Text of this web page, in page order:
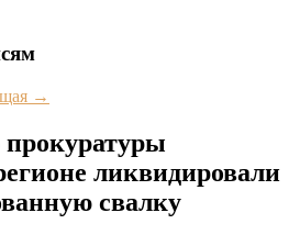
→
ликвидировали
свалку